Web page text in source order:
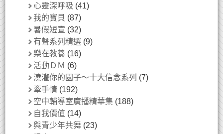
心靈深呼吸 (41)
我的寶貝 (87)
暑假短宣 (32)
有聲系列精選 (9)
樂在教養 (16)
活動ＤＭ (6)
澆灌你的園子～十大信念系列 (7)
牽手情 (192)
空中輔導室廣播精華集 (188)
自我價值 (14)
與青少年共舞 (23)